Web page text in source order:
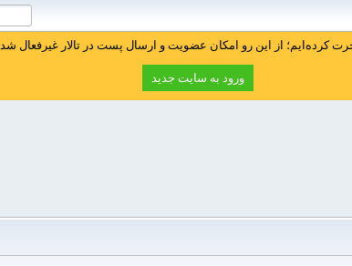
کرده‌ایم؛ از این رو امکان عضویت و ارسال پست در تالار غیرفعال
ورود به سایت جدید